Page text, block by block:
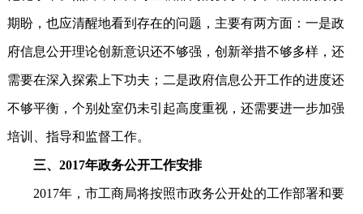
期盼，也应清醒地看到存在的问题，主要有两方面：一是政
府信息公开理论创新意识还不够强，创新举措不够多样，还
需要在深入探索上下功夫；二是政府信息公开工作的进度还
不够平衡，个别处室仍未引起高度重视，还需要进一步加强
培训、指导和监督工作。
三、2017年政务公开工作安排
2017年，市工商局将按照市政务公开处的工作部署和要